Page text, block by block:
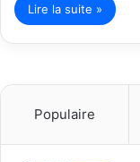
Lire la suite »
Populaire